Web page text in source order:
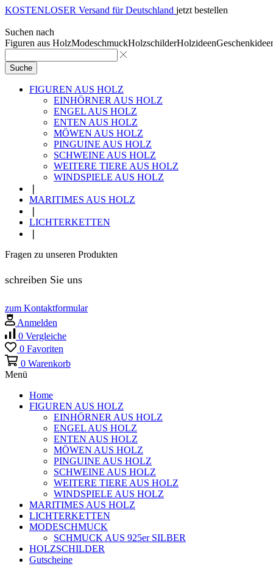
KOSTENLOSER Versand für Deutschland jetzt bestellen
Suchen nach
Figuren aus HolzModeschmuckHolzschilderHolzideen
Suche
FIGUREN AUS HOLZ
EINHÖRNER AUS HOLZ
ENGEL AUS HOLZ
ENTEN AUS HOLZ
MÖWEN AUS HOLZ
PINGUINE AUS HOLZ
SCHWEINE AUS HOLZ
WEITERE TIERE AUS HOLZ
WINDSPIELE AUS HOLZ
MARITIMES AUS HOLZ
LICHTERKETTEN
Fragen zu unseren Produkten
schreiben Sie uns
zum Kontaktformular
Anmelden
0 Vergleiche
0 Favoriten
0 Warenkorb
Menü
Home
FIGUREN AUS HOLZ
EINHÖRNER AUS HOLZ
ENGEL AUS HOLZ
ENTEN AUS HOLZ
MÖWEN AUS HOLZ
PINGUINE AUS HOLZ
SCHWEINE AUS HOLZ
WEITERE TIERE AUS HOLZ
WINDSPIELE AUS HOLZ
MARITIMES AUS HOLZ
LICHTERKETTEN
MODESCHMUCK
SCHMUCK AUS 925er SILBER
HOLZSCHILDER
Gutscheine